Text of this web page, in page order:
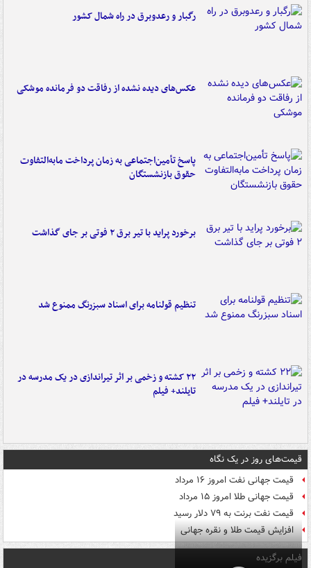
رگبار و رعدوبرق در راه شمال کشور
عکس‌های دیده نشده از رفاقت دو فرمانده‌ موشکی
پاسخ تأمین‌اجتماعی به زمان پرداخت مابه‌التفاوت
حقوق بازنشستگان
برخورد پراید با تیر برق ۲ فوتی بر جای گذاشت
تنظیم قولنامه برای اسناد سبزرنگ ممنوع شد
۲۲ کشته و زخمی بر اثر تیراندازی در یک مدرسه در
تایلند+ فیلم
قیمت‌های روز در یک نگاه
قیمت جهانی نفت امروز ۱۶ مرداد
قیمت جهانی طلا امروز ۱۵ مرداد
قیمت نفت برنت به ۷۹ دلار رسید
افزایش قیمت طلا و نقره جهانی
فیلم برگزیده